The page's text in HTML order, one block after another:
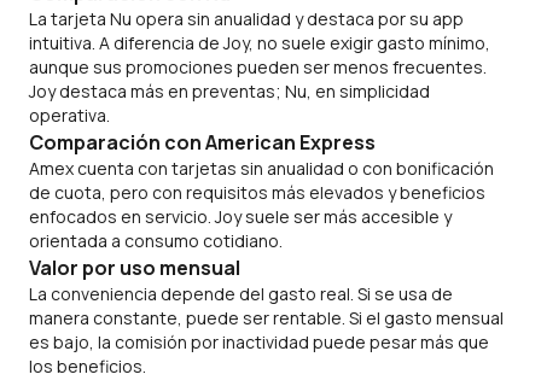
La tarjeta Nu opera sin anualidad y destaca por su app
intuitiva. A diferencia de Joy, no suele exigir gasto mínimo,
aunque sus promociones pueden ser menos frecuentes.
Joy destaca más en preventas; Nu, en simplicidad
operativa.
Comparación con American Express
Amex cuenta con tarjetas sin anualidad o con bonificación
de cuota, pero con requisitos más elevados y beneficios
enfocados en servicio. Joy suele ser más accesible y
orientada a consumo cotidiano.
Valor por uso mensual
La conveniencia depende del gasto real. Si se usa de
manera constante, puede ser rentable. Si el gasto mensual
es bajo, la comisión por inactividad puede pesar más que
los beneficios.